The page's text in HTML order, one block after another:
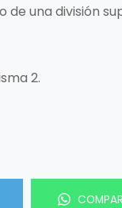
de una división
2.